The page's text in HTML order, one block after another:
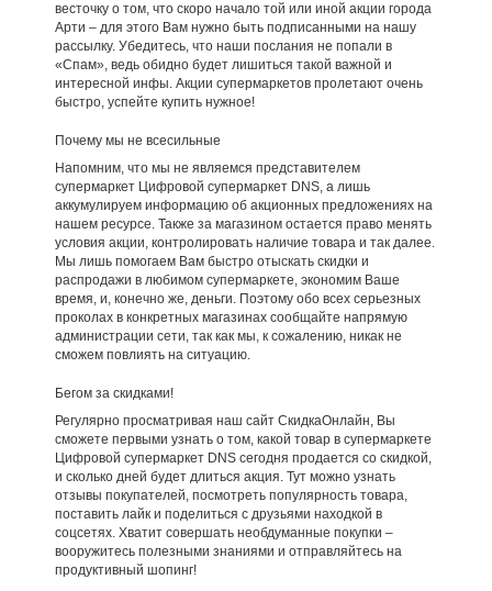
весточку о том, что скоро начало той или иной акции города
Арти – для этого Вам нужно быть подписанными на нашу
рассылку. Убедитесь, что наши послания не попали в
«Спам», ведь обидно будет лишиться такой важной и
интересной инфы. Акции супермаркетов пролетают очень
быстро, успейте купить нужное!
Почему мы не всесильные
Напомним, что мы не являемся представителем
супермаркет Цифровой супермаркет DNS, а лишь
аккумулируем информацию об акционных предложениях на
нашем ресурсе. Также за магазином остается право менять
условия акции, контролировать наличие товара и так далее.
Мы лишь помогаем Вам быстро отыскать скидки и
распродажи в любимом супермаркете, экономим Ваше
время, и, конечно же, деньги. Поэтому обо всех серьезных
проколах в конкретных магазинах сообщайте напрямую
администрации сети, так как мы, к сожалению, никак не
сможем повлиять на ситуацию.
Бегом за скидками!
Регулярно просматривая наш сайт СкидкаОнлайн, Вы
сможете первыми узнать о том, какой товар в супермаркете
Цифровой супермаркет DNS сегодня продается со скидкой,
и сколько дней будет длиться акция. Тут можно узнать
отзывы покупателей, посмотреть популярность товара,
поставить лайк и поделиться с друзьями находкой в
соцсетях. Хватит совершать необдуманные покупки –
вооружитесь полезными знаниями и отправляйтесь на
продуктивный шопинг!